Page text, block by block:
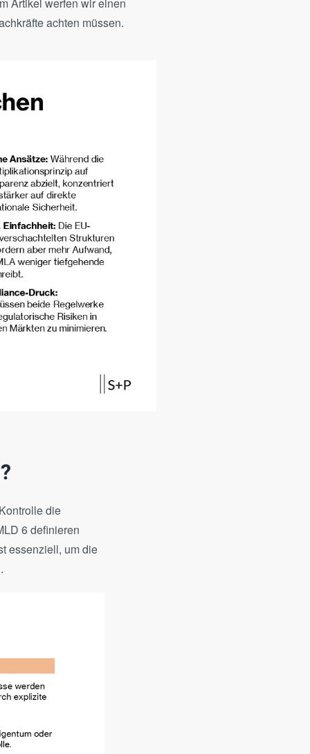
achten müssen.
die
6 definieren
essenziell, um die